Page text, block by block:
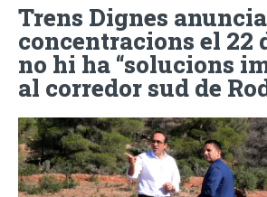
Trens Dignes anuncia
concentracions el 22
no hi ha “solucions
al corredor sud de